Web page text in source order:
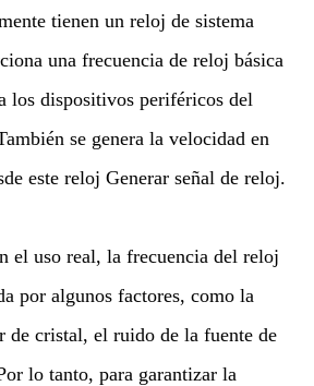
tienen un reloj de sistema
una frecuencia de reloj básica
los dispositivos periféricos del
se genera la velocidad en
este reloj Generar señal de reloj.
el uso real, la frecuencia del reloj
por algunos factores, como la
de cristal, el ruido de la fuente de
lo tanto, para garantizar la